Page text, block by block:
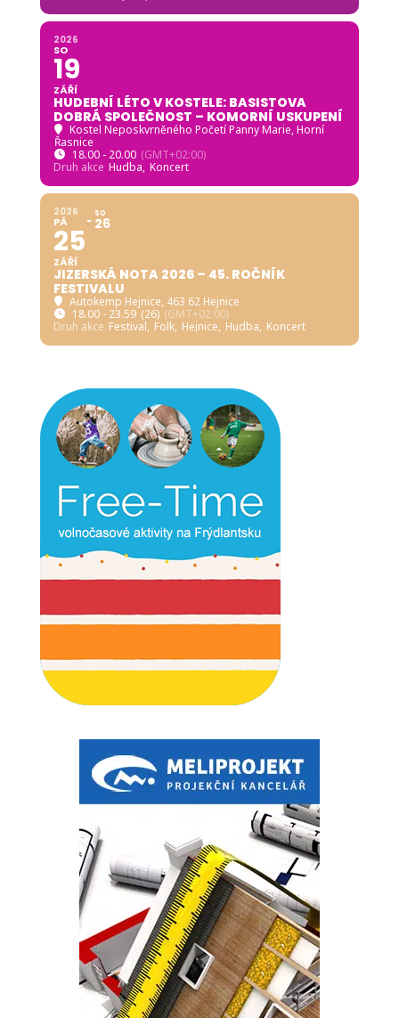
2026
SO
19
ZÁŘÍ
HUDEBNÍ LÉTO V KOSTELE: BASISTOVA
DOBRÁ SPOLEČNOST – KOMORNÍ USKUPENÍ
Kostel Neposkvrněného Početí Panny Marie, Horní
Řasnice
18.00 - 20.00 (GMT+02:00)
Druh akce Hudba, Koncert
2026
PÁ
25
ZÁŘÍ
SO
26
JIZERSKÁ NOTA 2026 – 45. ROČNÍK
FESTIVALU
Autokemp Hejnice, 463 62 Hejnice
18.00 - 23.59 (26) (GMT+02:00)
Druh akce Festival, Folk, Hejnice, Hudba, Koncert